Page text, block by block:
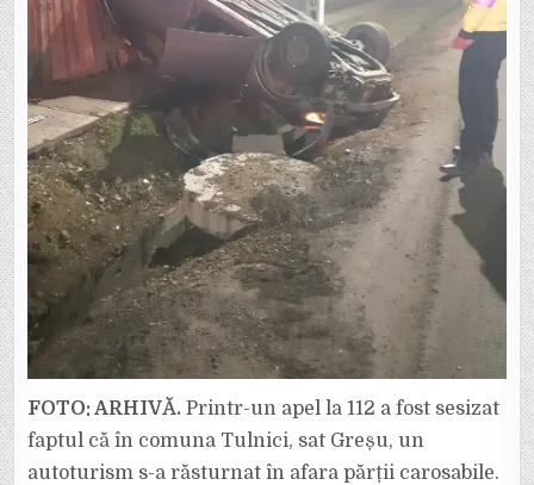
FOTO: ARHIVĂ. Printr-un apel la 112 a fost sesizat
faptul că în comuna Tulnici, sat Greșu, un
autoturism s-a răsturnat în afara părții carosabile.